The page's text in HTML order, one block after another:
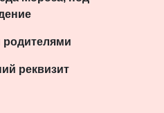
родителями
реквизит